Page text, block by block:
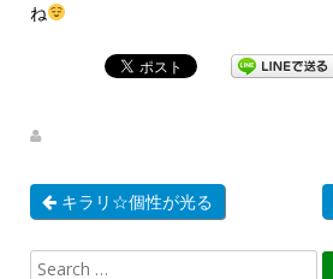
ね
キラリ☆個性が光る